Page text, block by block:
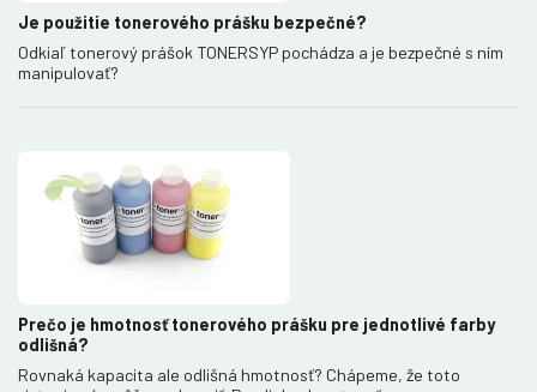
Je použitie tonerového prášku bezpečné?
Odkiaľ tonerový prášok TONERSYP pochádza a je bezpečné s ním
manipulovať?
Prečo je hmotnosť tonerového prášku pre jednotlivé farby
odlišná?
Rovnaká kapacita ale odlišná hmotnosť? Chápeme, že toto